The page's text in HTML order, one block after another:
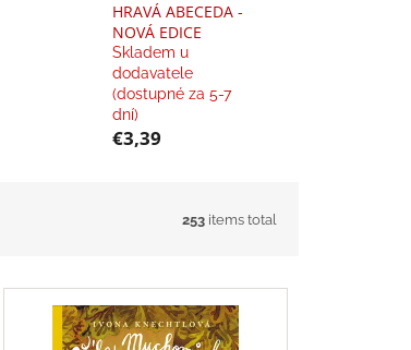
HRAVÁ ABECEDA -
NOVÁ EDICE
Skladem u
dodavatele
(dostupné za 5-7
dní)
€3,39
253 items total